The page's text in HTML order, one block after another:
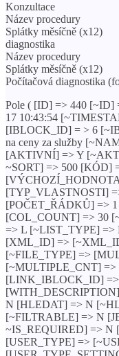
Konzultace
Název procedury
Splátky měsíčně (x12)
diagnostika
Název procedury
Splátky měsíčně (x12)
Počítačová diagnostika
Pole ( [ID] => 440 [~ID]
17 10:43:54
[IBLOCK_ID] = > 6
na ceny za služby
[AKTIVNÍ] => Y
~SORT] => 500 [KÓD]
[TYP_VLASTNOSTI]
[POČET_ŘÁDKŮ] =>
[COL_COUNT] => 30
=> L [~LIST_TYPE]
[XML_ID] =>
[~FILE_TYPE] =>
[~MULTIPLE_CNT]
[LINK_IBLOCK_ID]
N [HLEDAT] => N
[~FILTRABLE] => N
~IS_REQUIRED] => N
[USER_TYPE] =>